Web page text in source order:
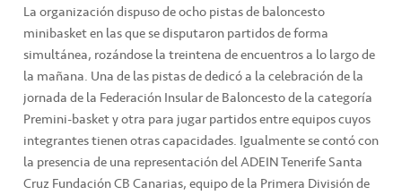
La organización dispuso de ocho pistas de baloncesto
minibasket en las que se disputaron partidos de forma
simultánea, rozándose la treintena de encuentros a lo largo de
la mañana. Una de las pistas de dedicó a la celebración de la
jornada de la Federación Insular de Baloncesto de la categoría
Premini-basket y otra para jugar partidos entre equipos cuyos
integrantes tienen otras capacidades. Igualmente se contó con
la presencia de una representación del ADEIN Tenerife Santa
Cruz Fundación CB Canarias, equipo de la Primera División de